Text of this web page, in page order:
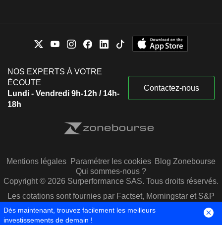
NOS EXPERTS À VOTRE
ÉCOUTE
Lundi - Vendredi 9h-12h / 14h-
18h
Contactez-nous
Mentions légales Paramétrer les cookies Blog Zonebourse
Qui sommes-nous ?
Copyright © 2026 Surperformance SAS. Tous droits réservés.
Les cotations sont fournies par Factset, Morningstar et S&P
Capital IQ
Dès maintenant, trouvez facilement les meilleurs
investissements de demain !